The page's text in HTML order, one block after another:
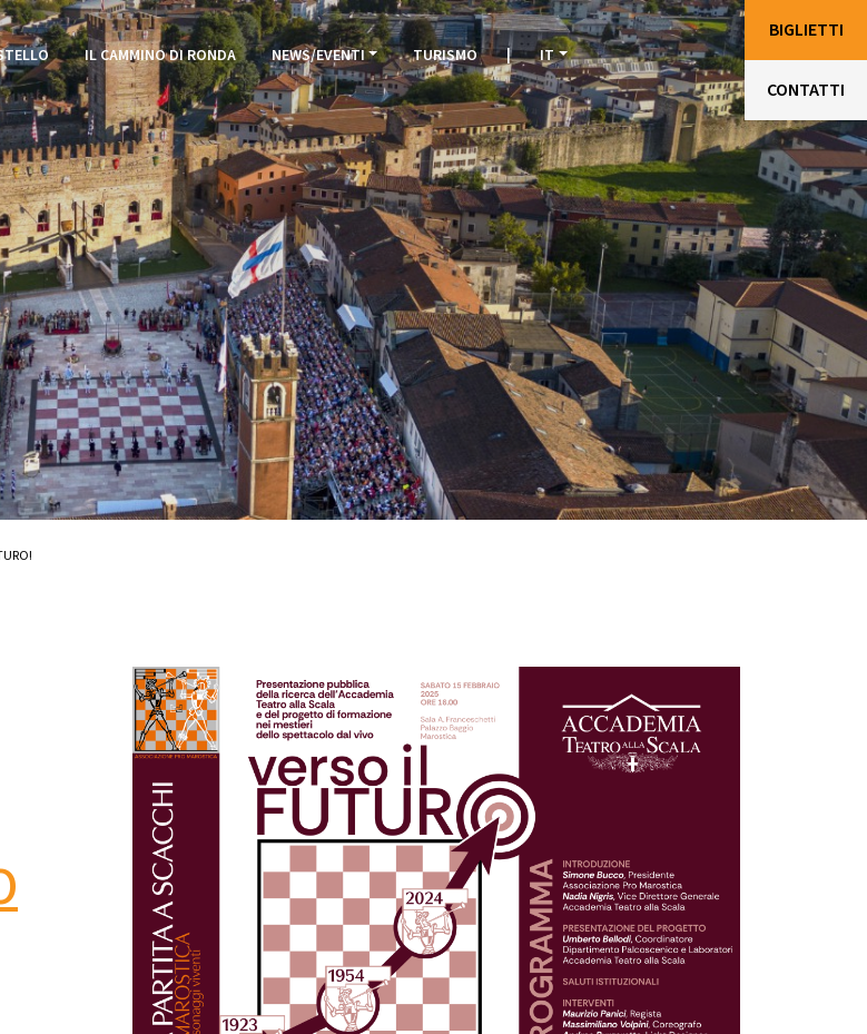
IL CAMMINO DI RONDA NEWS/EVENTI TURISMO | IT
BIGLIETTI
CONTATTI